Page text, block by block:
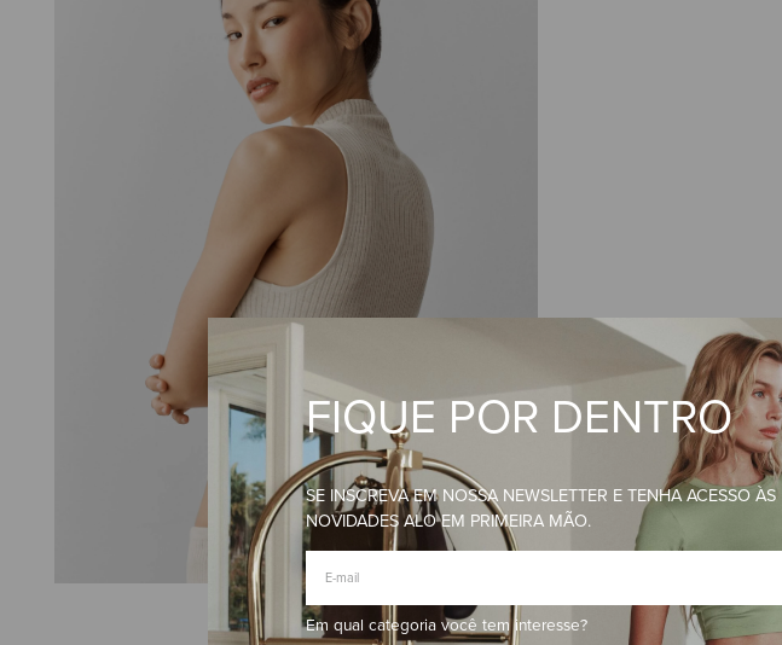
FIQUE POR DENTRO
SE INSCREVA EM NOSSA NEWSLETTER E TENHA ACESSO ÀS
NOVIDADES ALO EM PRIMEIRA MÃO.
Em qual categoria você tem interesse?